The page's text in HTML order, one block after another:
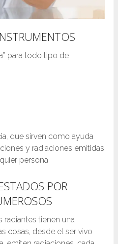
para todo tipo de
que sirven como ayuda
y radiaciones emitidas
persona
POR
radiantes tienen una
cosas, desde el ser vivo